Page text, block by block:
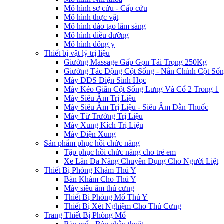
Mô hình sơ cứu - Cấp cứu
Mô hình thực vật
Mô hình đào tạo lâm sàng
Mô hình điều dưỡng
Mô hình đông y
Thiết bị vật lý trị liệu
Giường Massage Gấp Gọn Tải Trọng 250Kg
Giường Tác Động Cột Sống - Nắn Chỉnh Cột
Máy DDS Điện Sinh Học
Máy Kéo Giãn Cột Sống Lưng Và Cổ 2 Trong 1
Máy Siêu Âm Trị Liệu
Máy Siêu Âm Trị Liệu - Siêu Âm Dẫn Thuốc
Máy Từ Trường Trị Liệu
Máy Xung Kích Trị Liệu
Máy Điện Xung
Sản phẩm phục hồi chức năng
Tập phục hồi chức năng cho trẻ em
Xe Lăn Đa Năng Chuyên Dụng Cho Người Liệt
Thiết Bị Phòng Khám Thú Y
Bàn Khám Cho Thú Y
Máy siêu âm thú cưng
Thiết Bị Phòng Mổ Thú Y
Thiết Bị Xét Nghiệm Cho Thú Cưng
Trang Thiết Bị Phòng Mổ